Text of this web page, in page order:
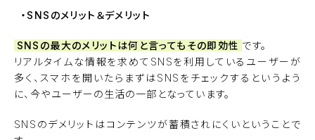
・SNSのメリット＆デメリット
SNSの最大のメリットは何と言ってもその即効性 です。
リアルタイムな情報を求めてSNSを利用しているユーザーが
多く、スマホを開いたらまずはSNSをチェックするというよう
に、今やユーザーの生活の一部となっています。
SNSのデメリットはコンテンツが蓄積されにくいということで